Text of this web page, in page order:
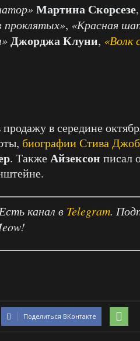
Мартина Скорсезе,
проклятых», «Красная
Джорджа Клуни, «Волк
в середине
биографии Стива
. ТакжеАйзексон писал
канал в Telegram.
Поделиться ВКонтакте